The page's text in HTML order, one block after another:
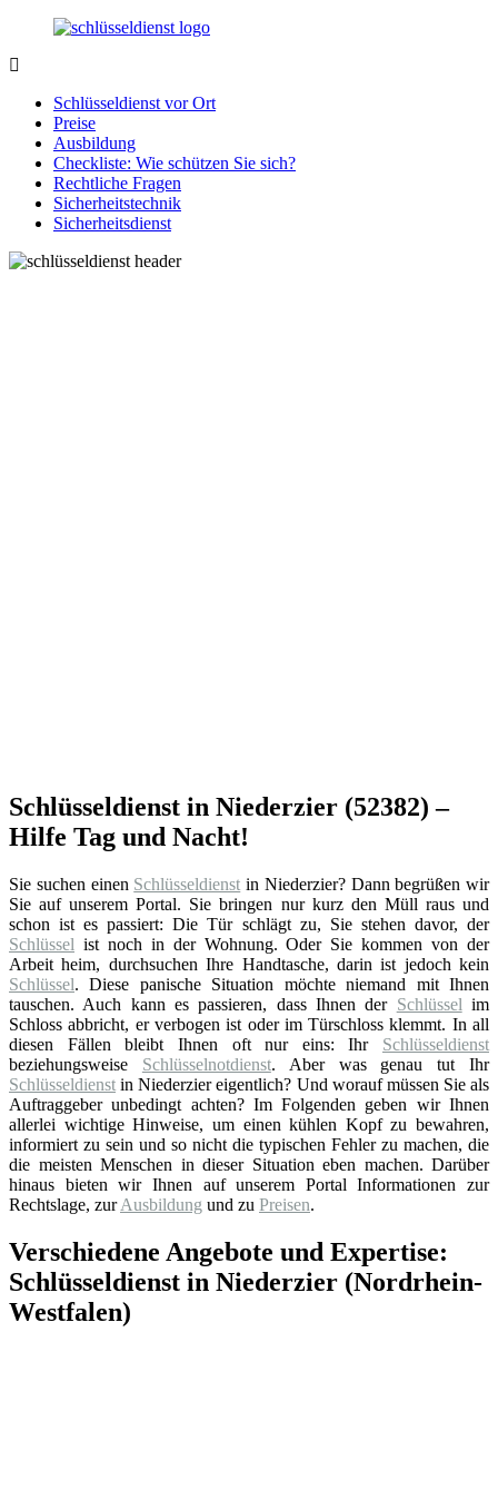
Zurück
Inhalt
Notlage
wird
gelöst!
Schlüsseldienst vor Ort
Preise
Ausbildung
Checkliste: Wie schützen Sie sich?
Rechtliche Fragen
Sicherheitstechnik
Sicherheitsdienst
Schlüsseldienst in Niederzier (52382) –
Hilfe Tag und Nacht!
Sie suchen einen Schlüsseldienst in Niederzier? Dann begrüßen wir
Sie auf unserem Portal. Sie bringen nur kurz den Müll raus und
schon ist es passiert: Die Tür schlägt zu, Sie stehen davor, der
Schlüssel ist noch in der Wohnung. Oder Sie kommen von der
Arbeit heim, durchsuchen Ihre Handtasche, darin ist jedoch kein
Schlüssel. Diese panische Situation möchte niemand mit Ihnen
tauschen. Auch kann es passieren, dass Ihnen der Schlüssel im
Schloss abbricht, er verbogen ist oder im Türschloss klemmt. In all
diesen Fällen bleibt Ihnen oft nur eins: Ihr Schlüsseldienst
beziehungsweise Schlüsselnotdienst. Aber was genau tut Ihr
Schlüsseldienst in Niederzier eigentlich? Und worauf müssen Sie als
Auftraggeber unbedingt achten? Im Folgenden geben wir Ihnen
allerlei wichtige Hinweise, um einen kühlen Kopf zu bewahren,
informiert zu sein und so nicht die typischen Fehler zu machen, die
die meisten Menschen in dieser Situation eben machen. Darüber
hinaus bieten wir Ihnen auf unserem Portal Informationen zur
Rechtslage, zurAusbildung und zu Preisen.
Verschiedene Angebote und Expertise:
Schlüsseldienst in Niederzier (Nordrhein-
Westfalen)